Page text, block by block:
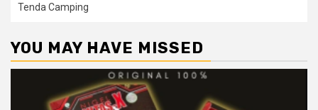
Tenda Camping
YOU MAY HAVE MISSED